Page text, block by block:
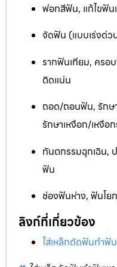
ฟอกสีฟัน, แก้ไขฟัน
จัดฟัน (แบบเร่งด่
รากฟันเทียม, คร
ติดแน่น
ถอด/ถอนฟัน, รักษ
รักษาเหงือก/เหงือ
ทันตกรรมฉุกเฉิน,
ฟัน
ช่องฟันห่าง, ฟันโย
ลิงก์ที่เกี่ยวข้อง
ใส่เหล็กดัดฟันทำฟั